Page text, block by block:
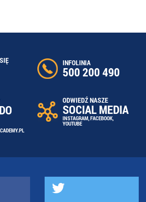
INFOLINIA
500 200 490
ODWIEDŹ NASZE
SOCIAL MEDIA
INSTAGRAM,FACEBOOK,
YOUTUBE